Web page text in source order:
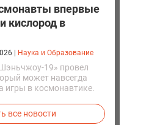
впервые
кислород в
Наука и Образование
19» провел
может навсегда
игры в космонавтике.
кислород и
топлива с
все новости